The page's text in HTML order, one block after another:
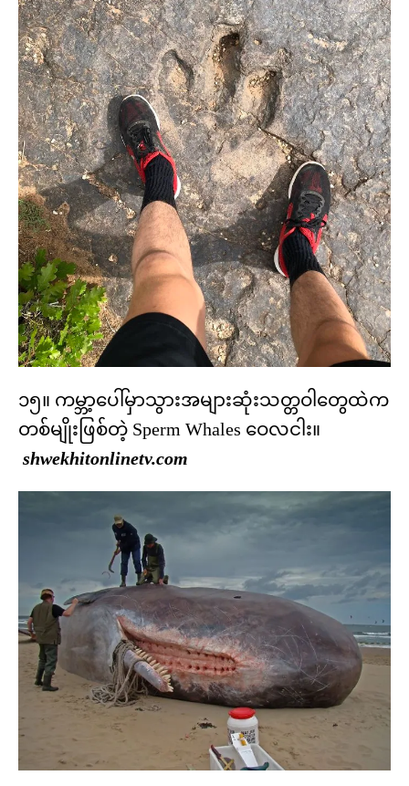
၁၅။ ကမ္ဘာ့ပေါ်မှာသွားအများဆုံးသတ္တဝါတွေထဲက
တစ်မျိုးဖြစ်တဲ့ Sperm Whales ဝေလငါး။
shwekhitonlinetv.com